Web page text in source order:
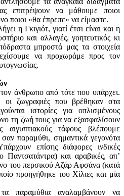
επιτρέψουν να μάθουμε ποιοι
ποιοι «θα έπρεπε» να είμαστε.
η Γκιγιότ, γιατί έτσι είναι και η
και αλλαγές, γοητευτικός κι
μπροστά μας τα στοιχεία
να προχωράμε προς τον
άνθρωπο από τότε που υπάρχει.
οι ζωγραφιές που βρέθηκαν στα
ιστορίες για οπλισμένους
τη ζωή τους για να εξασφαλίσουν
τάφους βλέπουμε
παραμύθι, σημαντικά γεγονότα
επίσης διάφορες ινδικές
Παντσατάντρα) και αραβικές, απ’
του περσικού Αζάρ Αφσάνα (κατά
προηγήθηκε του Χίλιες και μία
παραμύθια αναλαμβάνουν να